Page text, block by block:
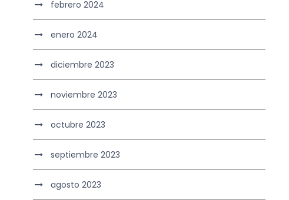
febrero 2024
enero 2024
diciembre 2023
noviembre 2023
octubre 2023
septiembre 2023
agosto 2023